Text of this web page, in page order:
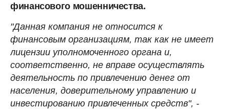
финансового мошенничества.
"Данная компания не относится к
финансовым организациям, так как не имеет
лицензии уполномоченного органа и,
соответственно, не вправе осуществлять
деятельность по привлечению денег от
населения, доверительному управлению и
инвестированию привлеченных средств", -